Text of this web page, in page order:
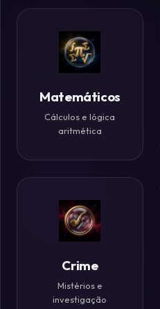
Criptografia
Códigos
Paradoxos
Matemáticos
Cálculos e lógica
aritmética
Crime
Mistérios e
investigação